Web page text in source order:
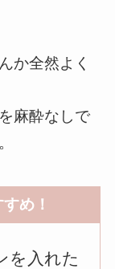
か全然よく
麻酔なしで
め！
を入れた